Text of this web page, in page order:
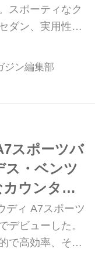
スポーティなク
ダン、実用性の
ションワゴン）
4ドアクーぺ風
というコンセ
れるか大きな注
となった。
本上陸まもなく
ので、ここでは
ってみよう。
Magazine
ジン編集部
スポーツバ
ス・ベンツ
ウンター
年ひと昔
ディ A7スポーツ
デビューした。
で高効率、そし
4ドアクーぺと